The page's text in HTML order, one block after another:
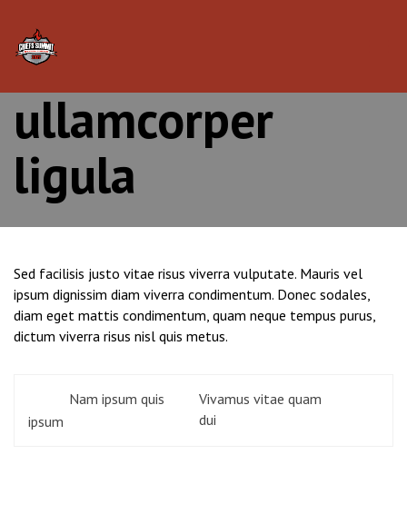
Curabitur quis
ullamcorper
ligula
Sed facilisis justo vitae risus viverra vulputate. Mauris vel
ipsum dignissim diam viverra condimentum. Donec sodales,
diam eget mattis condimentum, quam neque tempus purus,
dictum viverra risus nisl quis metus.
Post
navigation
Nam ipsum quis
ipsum
Vivamus vitae quam
dui